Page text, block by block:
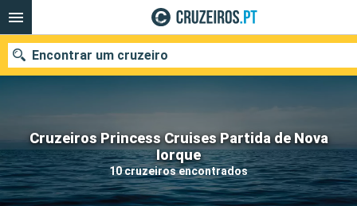
Cruzeiros Princess Cruises Partida de Nova
Iorque
10 cruzeiros encontrados
Encontrar um cruzeiro
Quando ir?
Data de partida